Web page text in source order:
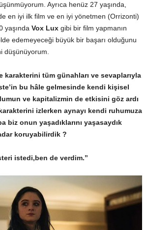
Ayrıca henüz 27 yaşında,
en iyi ilk film ve en iyi yönetmen (Orrizonti)
yaşında Vox Lux gibi bir film yapmanın
edemeyeceği büyük bir başarı olduğunu
düşünüyorum.
karakterini tüm günahları ve sevaplarıyla
bu hâle gelmesinde kendi kişisel
ve kapitalizmin de etkisini göz ardı
izlerken aynayı kendi ruhumuza
biz onun yaşadıklarını yaşasaydık
koruyabilirdik ?
istedi,ben de verdim.’’